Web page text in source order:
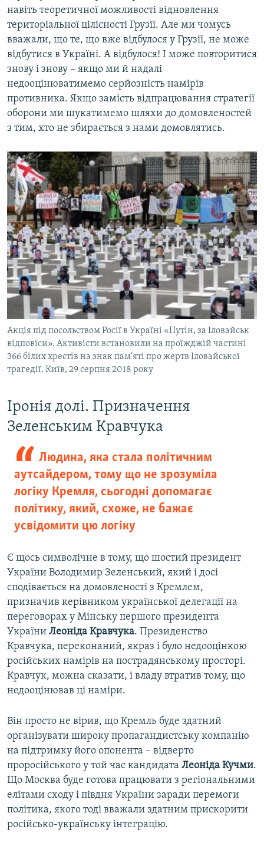
навіть теоретичної можливості відновлення
територіальної цілісності Грузії. Але ми чомусь
вважали, що те, що вже відбулося у Грузії, не може
відбутися в Україні. А відбулося! І може повторитися
знову і знову – якщо ми й надалі
недооцінюватимемо серйозність намірів
противника. Якщо замість відпрацювання стратегії
оборони ми шукатимемо шляхи до домовленостей
з тим, хто не збирається з нами домовлятись.
Акція під посольством Росії в Україні «Путін, за Іловайськ
відповіси». Активісти встановили на проїжджій частині
366 білих хрестів на знак пам'яті про жертв Іловайської
трагедії. Київ, 29 серпня 2018 року
Іронія долі. Призначення
Зеленським Кравчука
Людина, яка стала політичним
аутсайдером, тому що не зрозуміла
логіку Кремля, сьогодні допомагає
політику, який, схоже, не бажає
усвідомити цю логіку
Є щось символічне в тому, що шостий президент
України Володимир Зеленський, який і досі
сподівається на домовленості з Кремлем,
призначив керівником української делегації на
переговорах у Мінську першого президента
України Леоніда Кравчука. Президенство
Кравчука, переконаний, якраз і було недооцінкою
російських намірів на пострадянському просторі.
Кравчук, можна сказати, і владу втратив тому, що
недооцінював ці наміри.
Він просто не вірив, що Кремль буде здатний
організувати широку пропагандистську компанію
на підтримку його опонента – відверто
проросійського у той час кандидата Леоніда Кучми.
Що Москва буде готова працювати з регіональними
елітами сходу і півдня України заради перемоги
політика, якого тоді вважали здатним прискорити
російсько-українську інтеграцію.